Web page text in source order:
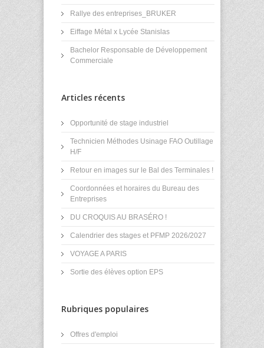
Rallye des entreprises_BRUKER
Eiffage Métal x Lycée Stanislas
Bachelor Responsable de Développement
Commerciale
Articles récents
Opportunité de stage industriel
Technicien Méthodes Usinage FAO Outillage
H/F
Retour en images sur le Bal des Terminales !
Coordonnées et horaires du Bureau des
Entreprises
DU CROQUIS AU BRASÉRO !
Calendrier des stages et PFMP 2026/2027
VOYAGE A PARIS
Sortie des élèves option EPS
Rubriques populaires
Offres d'emploi